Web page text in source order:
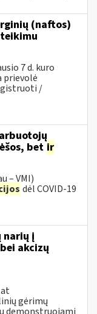
(naftos)
7 d. kuro
prievolė
/
bet ir
– VMI)
dėl COVID-19
narių į
akcizų
gėrimų
demonstruojami